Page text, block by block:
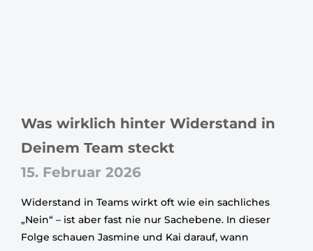
Was wirklich hinter Widerstand in
Deinem Team steckt
15. Februar 2026
Widerstand in Teams wirkt oft wie ein sachliches
„Nein“ – ist aber fast nie nur Sachebene. In dieser
Folge schauen Jasmine und Kai darauf, wann